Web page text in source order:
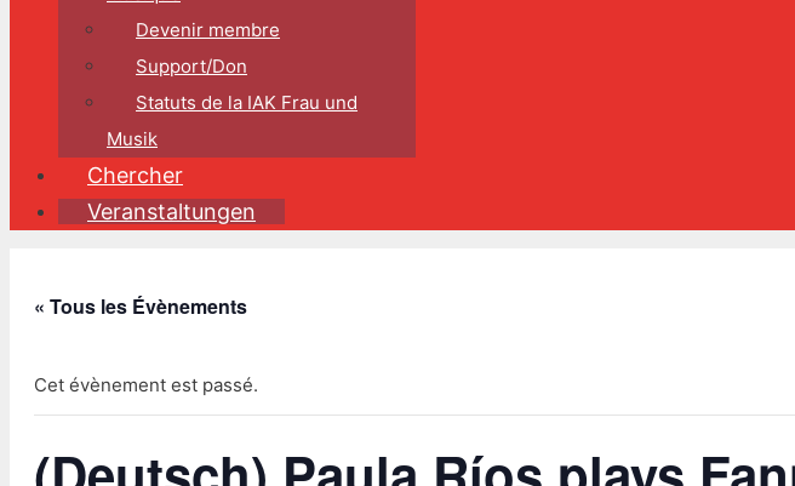
Devenir membre
Support/Don
Statuts de la IAK Frau und
Musik
Chercher
Veranstaltungen
« Tous les Évènements
Cet évènement est passé.